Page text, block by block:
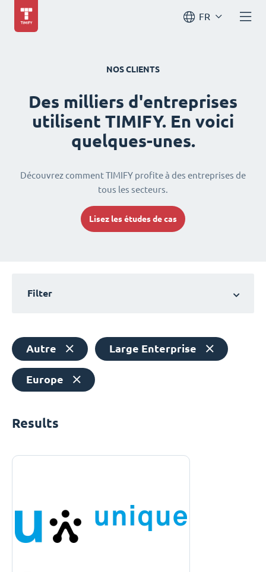
FR
NOS CLIENTS
Des milliers d'entreprises
utilisent TIMIFY. En voici
quelques-unes.
Découvrez comment TIMIFY profite à des entreprises de
tous les secteurs.
Lisez les études de cas
Filter
Autre Large Enterprise
Europe
Results